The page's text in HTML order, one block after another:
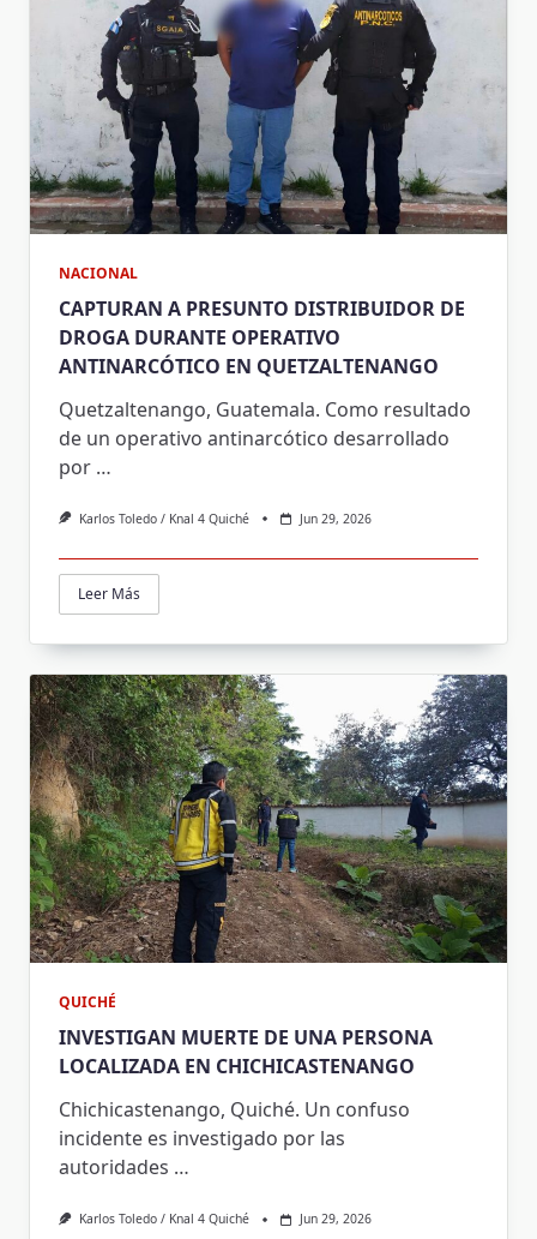
NACIONAL
CAPTURAN A PRESUNTO DISTRIBUIDOR DE
DROGA DURANTE OPERATIVO
ANTINARCÓTICO EN QUETZALTENANGO
Quetzaltenango, Guatemala. Como resultado
de un operativo antinarcótico desarrollado
por …
Karlos Toledo / Knal 4 Quiché Jun 29, 2026
Leer Más
QUICHÉ
INVESTIGAN MUERTE DE UNA PERSONA
LOCALIZADA EN CHICHICASTENANGO
Chichicastenango, Quiché. Un confuso
incidente es investigado por las
autoridades …
Karlos Toledo / Knal 4 Quiché Jun 29, 2026